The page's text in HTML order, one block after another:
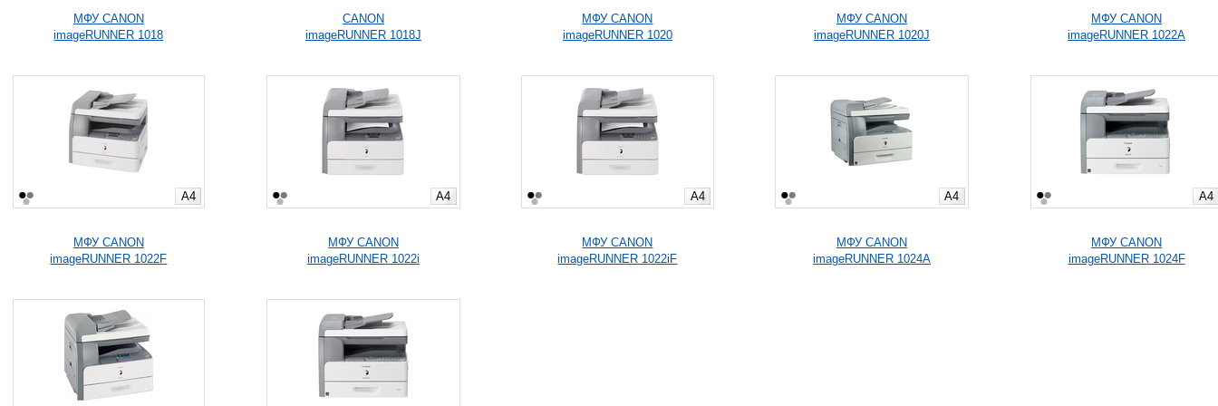
МФУ CANON
imageRUNNER 1018
CANON
imageRUNNER 1018J
МФУ CANON
imageRUNNER 1020
МФУ CANON
imageRUNNER 1020J
МФУ CANON
imageRUNNER 1022A
A4
МФУ CANON
imageRUNNER 1022F
A4
МФУ CANON
imageRUNNER 1022i
A4
МФУ CANON
imageRUNNER 1022iF
A4
МФУ CANON
imageRUNNER 1024A
A4
МФУ CANON
imageRUNNER 1024F